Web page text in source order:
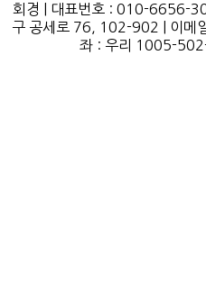
회경 | 대표번호 : 010-6656-
구 공세로 76, 102-902 | 이메
좌 : 우리 1005-